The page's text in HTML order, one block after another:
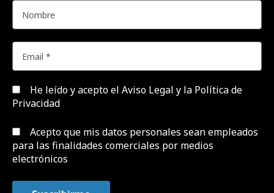
He leído y acepto el Aviso Legal y la Política de
Privacidad
Acepto que mis datos personales sean empleados
para las finalidades comerciales por medios
electrónicos